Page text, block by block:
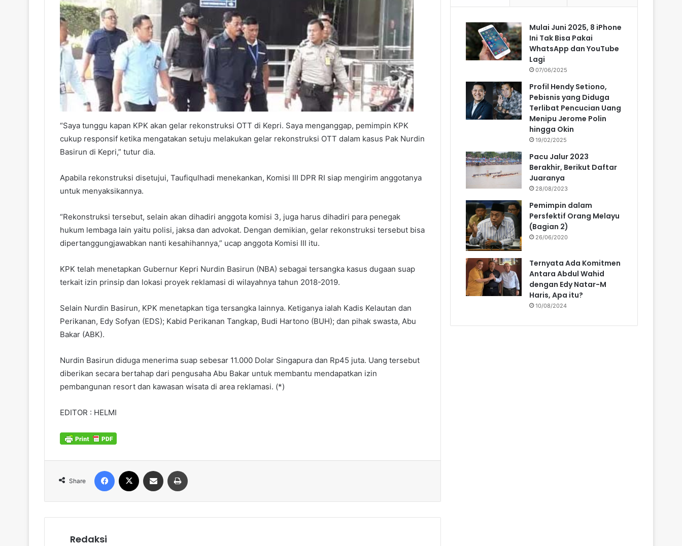
“Saya tunggu kapan KPK akan gelar rekonstruksi OTT di Kepri. Saya menganggap, pemimpin KPK
cukup responsif ketika mengatakan setuju melakukan gelar rekonstruksi OTT dalam kasus Pak Nurdin
Basirun di Kepri,” tutur dia.
Apabila rekonstruksi disetujui, Taufiqulhadi menekankan, Komisi III DPR RI siap mengirim anggotanya
untuk menyaksikannya.
“Rekonstruksi tersebut, selain akan dihadiri anggota komisi 3, juga harus dihadiri para penegak
hukum lembaga lain yaitu polisi, jaksa dan advokat. Dengan demikian, gelar rekonstruksi tersebut bisa
dipertanggungjawabkan nanti kesahihannya,” ucap anggota Komisi III itu.
‎KPK telah menetapkan Gubernur Kepri Nurdin Basirun (NBA) sebagai tersangka kasus dugaan suap
terkait izin prinsip dan lokasi proyek reklamasi di wilayahnya tahun 2018-2019.
Selain Nurdin Basirun, KPK menetapkan tiga tersangka lainnya. Ketiganya ialah Kadis Kelautan dan
Perikanan, Edy Sofyan (EDS); Kabid Perikanan Tangkap, Budi Hartono (BUH); dan pihak swasta, Abu
Bakar (ABK).
Nurdin Basirun diduga menerima suap sebesar 11.000 Dolar Singapura dan Rp45 juta. Uang tersebut
diberikan secara bertahap dari pengusaha Abu Bakar untuk membantu mendapatkan izin
pembangunan resort dan kawasan wisata di area reklamasi. (*)
EDITOR : HELMI
Share
Facebook Share via Email
Redaksi
Mulai Juni 2025, 8 iPhone
Ini Tak Bisa Pakai
WhatsApp dan YouTube
Lagi
07/06/2025
Profil Hendy Setiono,
Pebisnis yang Diduga
Terlibat Pencucian Uang
Menipu Jerome Polin
hingga Okin
19/02/2025
Pacu Jalur 2023
Berakhir, Berikut Daftar
Juaranya
28/08/2023
Pemimpin dalam
Persfektif Orang Melayu
(Bagian 2)
26/06/2020
Ternyata Ada Komitmen
Antara Abdul Wahid
dengan Edy Natar-M
Haris, Apa itu?
10/08/2024